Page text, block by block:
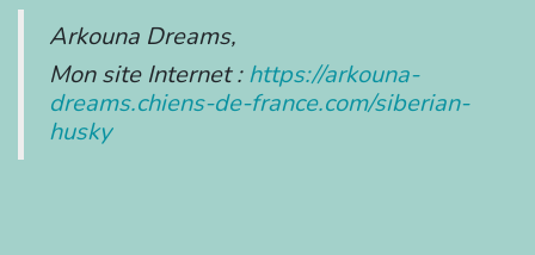
Arkouna Dreams,
Mon site Internet :https://arkouna-
dreams.chiens-de-france.com/siberian-
husky